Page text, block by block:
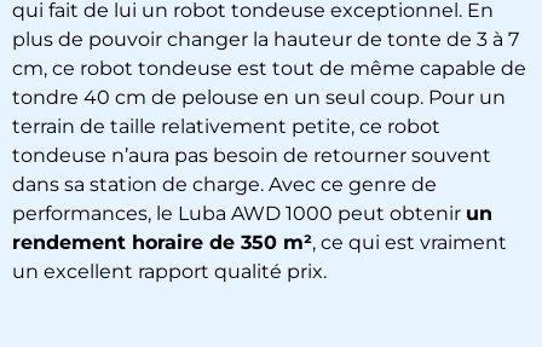
qui fait de lui un robot tondeuse exceptionnel. En
plus de pouvoir changer la hauteur de tonte de 3 à 7
cm, ce robot tondeuse est tout de même capable de
tondre 40 cm de pelouse en un seul coup. Pour un
terrain de taille relativement petite, ce robot
tondeuse n’aura pas besoin de retourner souvent
dans sa station de charge. Avec ce genre de
performances, le Luba AWD 1000 peut obtenir un
rendement horaire de 350 m², ce qui est vraiment
un excellent rapport qualité prix.